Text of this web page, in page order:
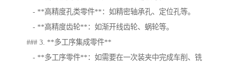
- **高精度孔类零件**：如精密轴承孔、定位孔等。
- **高精度齿轮**：如渐开线齿轮、蜗轮等。
### 3. **多工序集成零件**
- **多工序零件**：如需要在一次装夹中完成车削、铣